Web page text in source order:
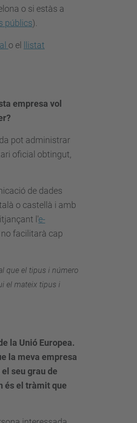
o si estàs a
públics).
o el
llistat
empresa vol
pot administrar
oficial obtingut,
de dades
o castellà i amb
l'e-
no facilitarà cap
que el tipus i número
el mateix tipus i
la Unió Europea.
la meva empresa
seu grau de
és el tràmit que